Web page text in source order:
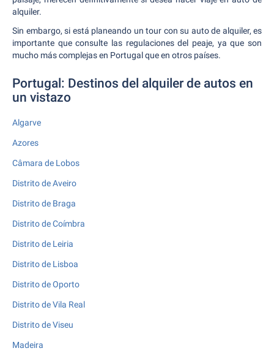
alquiler.
Sin embargo, si está planeando un tour con su auto de alquiler, es
importante que consulte las regulaciones del peaje, ya que son
mucho más complejas en Portugal que en otros países.
Portugal: Destinos del alquiler de autos en
un vistazo
Algarve
Azores
Câmara de Lobos
Distrito de Aveiro
Distrito de Braga
Distrito de Coímbra
Distrito de Leiria
Distrito de Lisboa
Distrito de Oporto
Distrito de Vila Real
Distrito de Viseu
Madeira